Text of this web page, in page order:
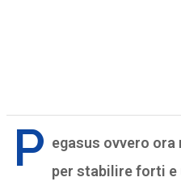
P egasus ovvero ora
per stabilire forti e